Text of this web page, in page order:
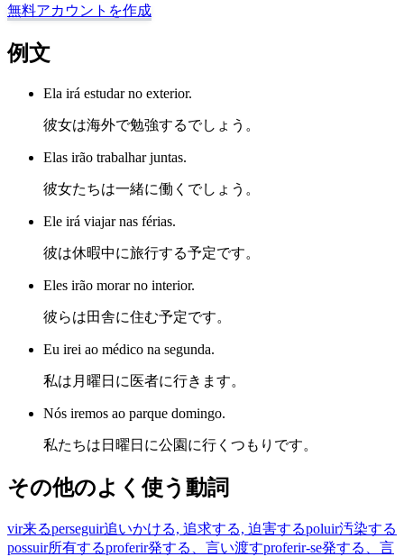
無料アカウントを作成
例文
Ela irá estudar no exterior.
彼女は海外で勉強するでしょう。
Elas irão trabalhar juntas.
彼女たちは一緒に働くでしょう。
Ele irá viajar nas férias.
彼は休暇中に旅行する予定です。
Eles irão morar no interior.
彼らは田舎に住む予定です。
Eu irei ao médico na segunda.
私は月曜日に医者に行きます。
Nós iremos ao parque domingo.
私たちは日曜日に公園に行くつもりです。
その他のよく使う動詞
vir来るperseguir追いかける, 追求する, 迫害するpoluir汚染する
possuir所有するproferir発する、言い渡すproferir-se発する、言